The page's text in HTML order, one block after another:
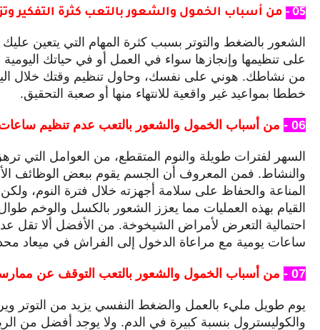
05 - من أسباب الخمول والشعور بالتعب كثرة التفكير
الشعور بالضغط والتوتر بسبب كثرة المهام التي يتعين عليك
على تنظيمها وإنجازها سواء في العمل أو في حياتك اليومية
من نشاطك. هوني على نفسك، وحاول تنظيم وقتك خلال
خططا بمواعيد غير واقعية للانتهاء منها أو صعبة التحقيق.
06 - من أسباب الخمول والشعور بالتعب عدم تنظيم ساعات
السهر لفترات طويلة والنوم المتقطع، من العوامل التي
والنشاط. فمن المعروف أن الجسم يقوم ببعض الوظائف
المناعة والحفاظ على سلامة أجهزته خلال فترة النوم،
القيام بهذه العمليات مما يعزز الشعور بالكسل والوخم
ساعات يومية مع مراعاة الدخول إلى الفراش في ميعاد
07 - من أسباب الخمول والشعور بالتعب التوقف عن
يوم طويل مليء بالعمل والضغط النفسي يزيد من التوتر
والكوليسترول بنسبة كبيرة في الدم. ولا يوجد أفضل من